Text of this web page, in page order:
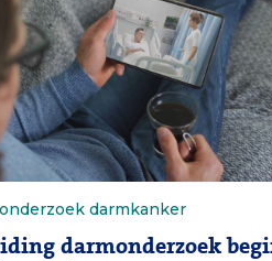
darmkanker
darmonderzoek